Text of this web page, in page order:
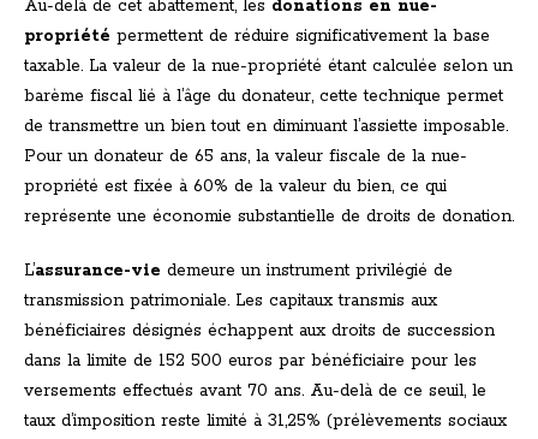
Au-delà de cet abattement, les donations en nue-
propriété permettent de réduire significativement la base
taxable. La valeur de la nue-propriété étant calculée selon un
barème fiscal lié à l’âge du donateur, cette technique permet
de transmettre un bien tout en diminuant l’assiette imposable.
Pour un donateur de 65 ans, la valeur fiscale de la nue-
propriété est fixée à 60% de la valeur du bien, ce qui
représente une économie substantielle de droits de donation.
L’assurance-vie demeure un instrument privilégié de
transmission patrimoniale. Les capitaux transmis aux
bénéficiaires désignés échappent aux droits de succession
dans la limite de 152 500 euros par bénéficiaire pour les
versements effectués avant 70 ans. Au-delà de ce seuil, le
taux d’imposition reste limité à 31,25% (prélèvements sociaux